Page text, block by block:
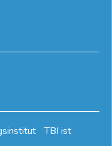
TBI ist